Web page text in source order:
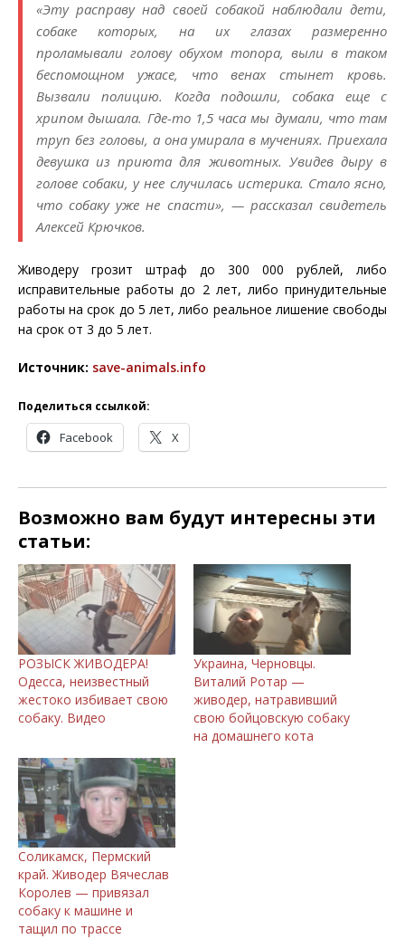
«Эту расправу над своей собакой наблюдали дети,
собаке которых, на их глазах размеренно
проламывали голову обухом топора, выли в таком
беспомощном ужасе, что венах стынет кровь.
Вызвали полицию. Когда подошли, собака еще с
хрипом дышала. Где-то 1,5 часа мы думали, что там
труп без головы, а она умирала в мучениях. Приехала
девушка из приюта для животных. Увидев дыру в
голове собаки, у нее случилась истерика. Стало ясно,
что собаку уже не спасти», — рассказал свидетель
Алексей Крючков.
Живодеру грозит штраф до 300 000 рублей, либо
исправительные работы до 2 лет, либо принудительные
работы на срок до 5 лет, либо реальное лишение свободы
на срок от 3 до 5 лет.
Источник: save-animals.info
Поделиться ссылкой:
Facebook X
Возможно вам будут интересны эти
статьи:
РОЗЫСК ЖИВОДЕРА!
Одесса, неизвестный
жестоко избивает свою
собаку. Видео
Украина, Черновцы.
Виталий Ротар —
живодер, натравивший
свою бойцовскую собаку
на домашнего кота
Соликамск, Пермский
край. Живодер Вячеслав
Королев — привязал
собаку к машине и
тащил по трассе